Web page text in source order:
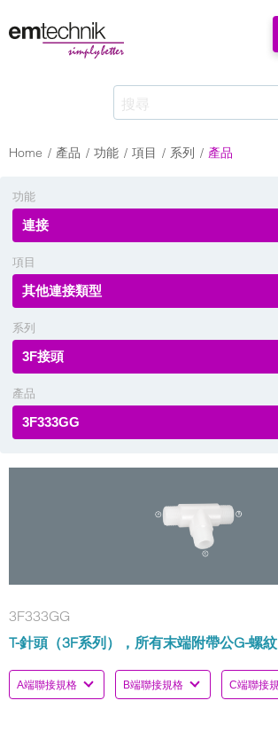
Home 產品 功能 項目 系列 產品
功能
連接
項目
其他連接類型
系列
3F接頭
產品
3F333GG
3F333GG
T-針頭（3F系列），所有末端附帶公G-螺紋